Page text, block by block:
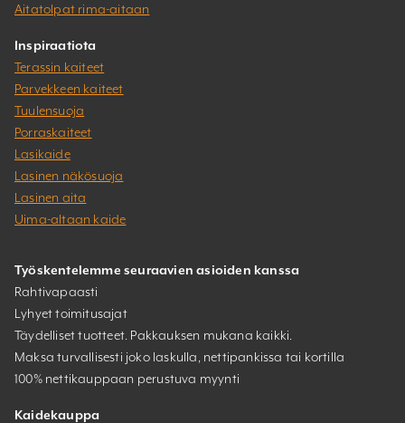
Aitatolpat rima-aitaan
Inspiraatiota
Terassin kaiteet
Parvekkeen kaiteet
Tuulensuoja
Porraskaiteet
Lasikaide
Lasinen näkösuoja
Lasinen aita
Uima-altaan kaide
Työskentelemme seuraavien asioiden kanssa
Rahtivapaasti
Lyhyet toimitusajat
Täydelliset tuotteet. Pakkauksen mukana kaikki.
Maksa turvallisesti joko laskulla, nettipankissa tai kortilla
100% nettikauppaan perustuva myynti
Kaidekauppa